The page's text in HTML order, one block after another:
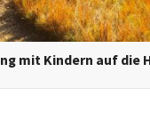
mit Kindern auf die